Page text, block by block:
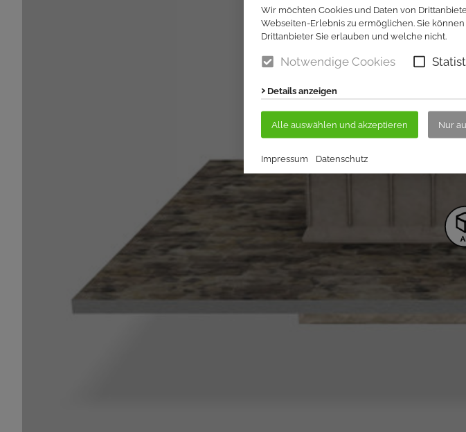
Wir möchten Cookies und Daten von
Webseiten-Erlebnis zu ermöglichen. Sie
Drittanbieter Sie erlauben und welche nicht.
Notwendige Cookies
Details anzeigen
Alle auswählen und akzeptieren Nur
Impressum Datenschutz